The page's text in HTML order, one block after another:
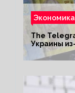
Экономика
The
Украины